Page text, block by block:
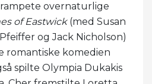
overnaturlige
of Eastwick(med Susan
og Jack Nicholson)
komedien
spilte Olympia Dukakis